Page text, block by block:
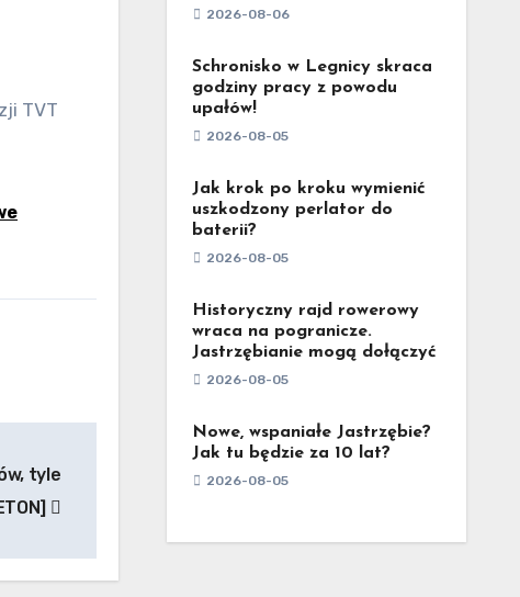
tyle
2026-08-06
Schronisko w Legnicy skraca
godziny pracy z powodu
upałów!
2026-08-05
Jak krok po kroku wymienić
uszkodzony perlator do
baterii?
2026-08-05
Historyczny rajd rowerowy
wraca na pogranicze.
Jastrzębianie mogą dołączyć
2026-08-05
Nowe, wspaniałe Jastrzębie?
Jak tu będzie za 10 lat?
2026-08-05